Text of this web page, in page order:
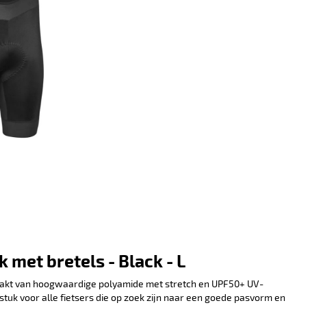
met bretels - Black - L
van hoogwaardige polyamide met stretch en UPF50+ UV-
voor alle fietsers die op zoek zijn naar een goede pasvorm en